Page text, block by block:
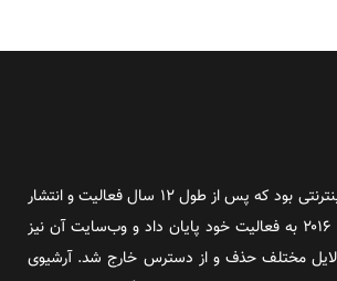
روز آنلاین روزنامه‌ای اینترنتی بود که پس از طول ۱۲ سال فعالیت و انتشار
۲۵۰۰ شماره، در سال ۲۰۱۶ به فعالیت خود پایان داد و وب‌سایت آن نیز
مختلف حذف و از دسترس خارج شد. آرشیوی